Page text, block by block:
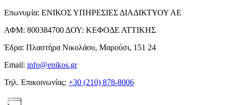
Επωνυμία: ΕΝΙΚΟΣ ΥΠΗΡΕΣΙΕΣ ΔΙΑΔΙΚΤΥΟΥ ΑΕ
ΑΦΜ: 800384700 ΔΟΥ: ΚΕΦΟΔΕ ΑΤΤΙΚΗΣ
Έδρα: Πλαστήρα Νικολάου, Μαρούσι, 151 24
Email: info@enikos.gr
Τηλ. Επικοινωνίας: +30 (210) 878-8006